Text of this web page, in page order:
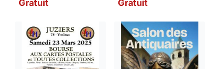
Gratuit Gratuit